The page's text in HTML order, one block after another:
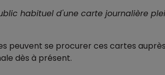
habituel d'une carte journalière
peuvent se procurer ces cartes
dès à présent.